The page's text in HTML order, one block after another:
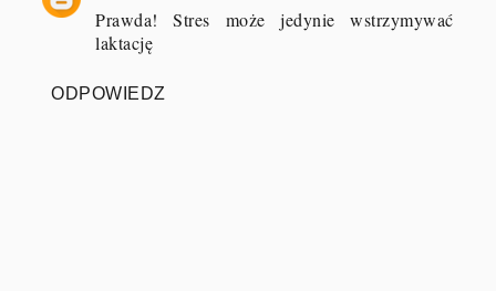
Prawda! Stres może jedynie wstrzymywać
laktację
ODPOWIEDZ